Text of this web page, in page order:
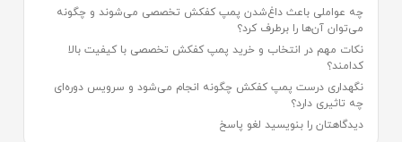
چه عواملی باعث داغ‌شدن پمپ کفکش تخصصی می‌شوند و چگونه
می‌توان آن‌ها را برطرف کرد؟
نکات مهم در انتخاب و خرید پمپ کفکش تخصصی با کیفیت بالا
کدامند؟
نگهداری درست پمپ کفکش چگونه انجام می‌شود و سرویس دوره‌ای
چه تاثیری دارد؟
دیدگاهتان را بنویسید لغو پاسخ